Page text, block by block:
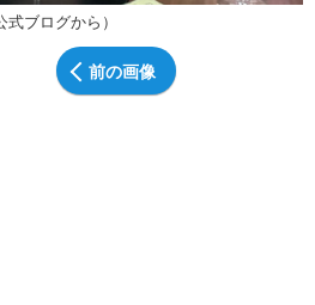
ブログから）
前の画像